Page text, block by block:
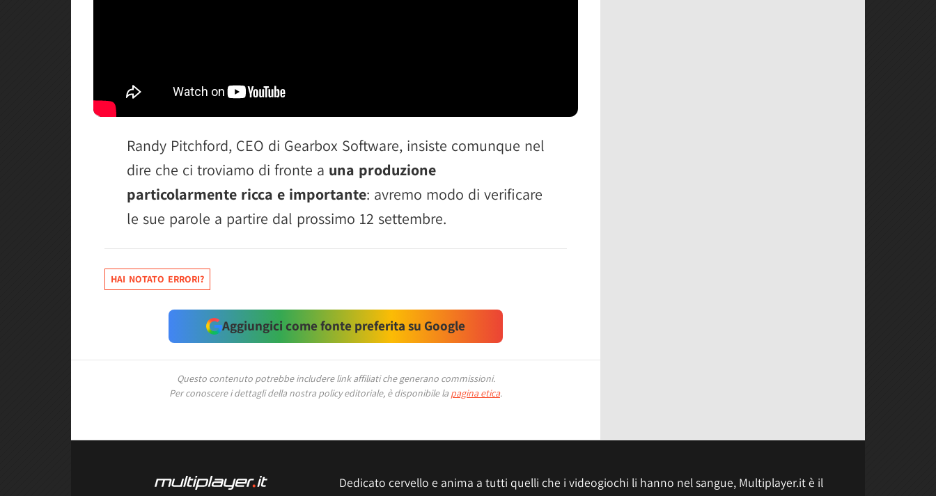
Randy Pitchford, CEO di Gearbox Software, insiste comunque nel
dire che ci troviamo di fronte a una produzione
particolarmente ricca e importante: avremo modo di verificare
le sue parole a partire dal prossimo 12 settembre.
HAI NOTATO ERRORI?
Aggiungici come fonte preferita su Google
Questo contenuto potrebbe includere link affiliati che generano commissioni.
Per conoscere i dettagli della nostra policy editoriale, è disponibile la pagina etica.
Dedicato cervello e anima a tutti quelli che i videogiochi li hanno nel sangue, Multiplayer.it è il